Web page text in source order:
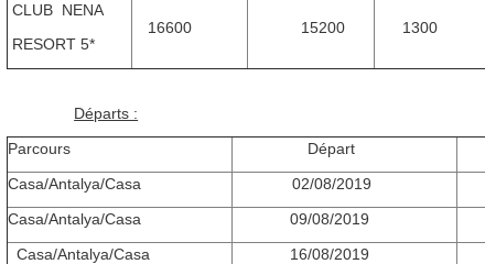
CLUB NENA
RESORT 5*
16600 15200 1300
Départs :
Parcours
Départ
Casa/Antalya/Casa
02/08/2019
Casa/Antalya/Casa
09/08/2019
Casa/Antalya/Casa
16/08/2019